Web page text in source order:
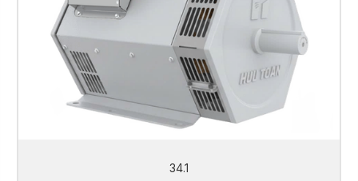
34.1